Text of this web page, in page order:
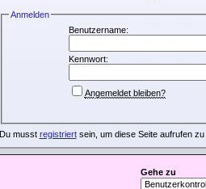
Anmelden
Benutzername:
Kennwort:
Angemeldet bleiben?
Du musst registriertsein, um diese Seite aufrufen zu
Gehe zu